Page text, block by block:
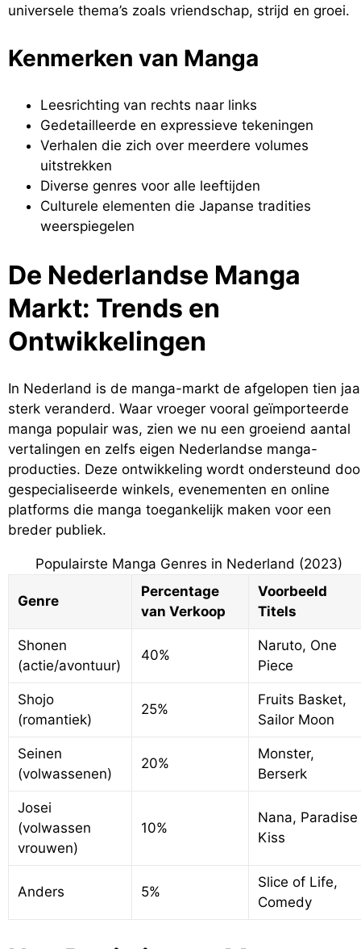
universele thema’s zoals vriendschap, strijd en groei.
Kenmerken van Manga
Leesrichting van rechts naar links
Gedetailleerde en expressieve tekeningen
Verhalen die zich over meerdere volumes
uitstrekken
Diverse genres voor alle leeftijden
Culturele elementen die Japanse tradities
weerspiegelen
De Nederlandse Manga
Markt: Trends en
Ontwikkelingen
In Nederland is de manga-markt de afgelopen tien
sterk veranderd. Waar vroeger vooral geïmporteerde
manga populair was, zien we nu een groeiend aantal
vertalingen en zelfs eigen Nederlandse manga-
producties. Deze ontwikkeling wordt ondersteund
gespecialiseerde winkels, evenementen en online
platforms die manga toegankelijk maken voor een
breder publiek.
Populairste Manga Genres in Nederland (2023)
Genre
Percentage
van Verkoop
Voorbeeld
Titels
Shonen
(actie/avontuur)
40%
Naruto, One
Piece
Shojo
(romantiek)
25%
Fruits Basket,
Sailor Moon
Seinen
(volwassenen)
20%
Monster,
Berserk
Josei
(volwassen
vrouwen)
10%
Nana, Paradise
Kiss
Anders 5%
Slice of Life,
Comedy